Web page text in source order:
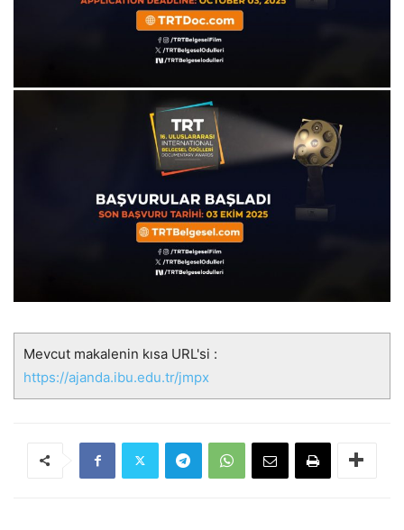
Mevcut makalenin kısa URL'si :
https://ajanda.ibu.edu.tr/jmpx